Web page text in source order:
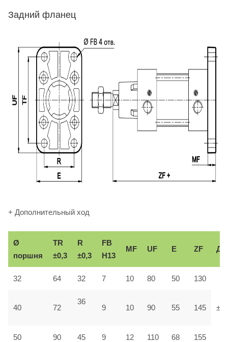
Задний фланец
+ Дополнительный ход
Ø
поршня
TR
±0,3
R
±0,3
FB
H13
MF UF E ZF
32 64 32 7 10 80 50 130
40 72
36
9 10 90 55 145
50 90 45 9 12 110 68 155